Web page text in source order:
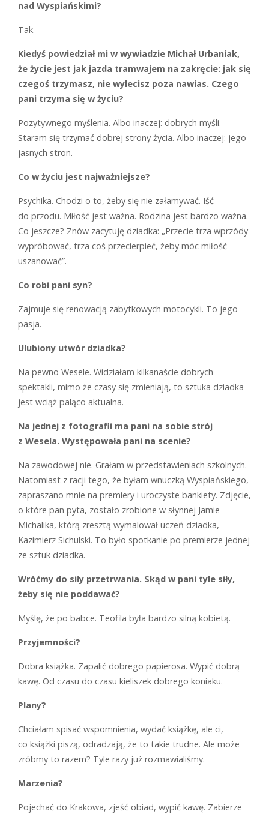
nad Wyspiańskimi?
Tak.
Kiedyś powiedział mi w wywiadzie Michał Urbaniak,
że życie jest jak jazda tramwajem na zakręcie: jak się
czegoś trzymasz, nie wylecisz poza nawias. Czego
pani trzyma się w życiu?
Pozytywnego myślenia. Albo inaczej: dobrych myśli.
Staram się trzymać dobrej strony życia. Albo inaczej: jego
jasnych stron.
Co w życiu jest najważniejsze?
Psychika. Chodzi o to, żeby się nie załamywać. Iść
do przodu. Miłość jest ważna. Rodzina jest bardzo ważna.
Co jeszcze? Znów zacytuję dziadka: „Przecie trza wprzódy
wypróbować, trza coś przecierpieć, żeby móc miłość
uszanować”.
Co robi pani syn?
Zajmuje się renowacją zabytkowych motocykli. To jego
pasja.
Ulubiony utwór dziadka?
Na pewno Wesele. Widziałam kilkanaście dobrych
spektakli, mimo że czasy się zmieniają, to sztuka dziadka
jest wciąż paląco aktualna.
Na jednej z fotografii ma pani na sobie strój
z Wesela. Występowała pani na scenie?
Na zawodowej nie. Grałam w przedstawieniach szkolnych.
Natomiast z racji tego, że byłam wnuczką Wyspiańskiego,
zapraszano mnie na premiery i uroczyste bankiety. Zdjęcie,
o które pan pyta, zostało zrobione w słynnej Jamie
Michalika, którą zresztą wymalował uczeń dziadka,
Kazimierz Sichulski. To było spotkanie po premierze jednej
ze sztuk dziadka.
Wróćmy do siły przetrwania. Skąd w pani tyle siły,
żeby się nie poddawać?
Myślę, że po babce. Teofila była bardzo silną kobietą.
Przyjemności?
Dobra książka. Zapalić dobrego papierosa. Wypić dobrą
kawę. Od czasu do czasu kieliszek dobrego koniaku.
Plany?
Chciałam spisać wspomnienia, wydać książkę, ale ci,
co książki piszą, odradzają, że to takie trudne. Ale może
zróbmy to razem? Tyle razy już rozmawialiśmy.
Marzenia?
Pojechać do Krakowa, zjeść obiad, wypić kawę. Zabierze